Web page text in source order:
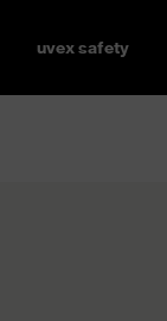
uvex safety